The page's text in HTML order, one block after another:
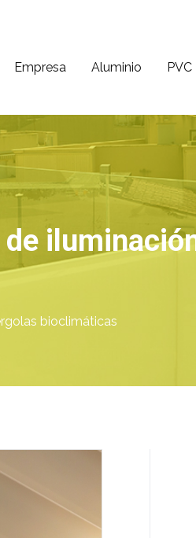
Empresa Aluminio PVC
bioclimáticas